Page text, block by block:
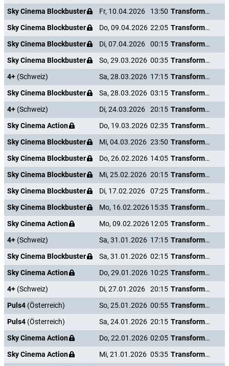
Sky Cinema Blockbuster
Fr, 10.04.2026 13:50
Transformers: The Last Knight
Sky Cinema Blockbuster
Do, 09.04.2026 22:05
Transformers: The Last Knight
Sky Cinema Blockbuster
Di, 07.04.2026 00:15
Transformers: The Last Knight
Sky Cinema Blockbuster
So, 29.03.2026 00:35
Transformers: The Last Knight
4+ (Schweiz) Sa, 28.03.2026 17:15
Transformers: The Last Knight
Sky Cinema Blockbuster
Sa, 28.03.2026 03:15
Transformers: The Last Knight
4+ (Schweiz) Di, 24.03.2026 20:15
Transformers: The Last Knight
Sky Cinema Action
Do, 19.03.2026 02:35
Transformers: The Last Knight
Sky Cinema Blockbuster
Mi, 04.03.2026 23:50
Transformers: The Last Knight
Sky Cinema Blockbuster
Do, 26.02.2026 14:05
Transformers: The Last Knight
Sky Cinema Blockbuster
Mi, 25.02.2026 20:15
Transformers: The Last Knight
Sky Cinema Blockbuster
Di, 17.02.2026 07:25
Transformers: The Last Knight
Sky Cinema Blockbuster
Mo, 16.02.202615:35
Transformers: The Last Knight
Sky Cinema Action
Mo, 09.02.202612:05
Transformers: The Last Knight
4+ (Schweiz) Sa, 31.01.2026 17:15
Transformers: The Last Knight
Sky Cinema Blockbuster
Sa, 31.01.2026 02:15
Transformers: The Last Knight
Sky Cinema Action
Do, 29.01.2026 10:25
Transformers: The Last Knight
4+ (Schweiz) Di, 27.01.2026 20:15
Transformers: The Last Knight
Puls4 (Österreich) So, 25.01.2026 00:55
Transformers: The Last Knight
Puls4 (Österreich) Sa, 24.01.2026 20:15
Transformers: The Last Knight
Sky Cinema Action
Do, 22.01.2026 02:05
Transformers: The Last Knight
Sky Cinema Action
Mi, 21.01.2026 05:35
Transformers: The Last Knight